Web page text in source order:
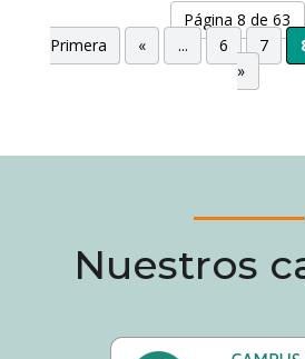
Página 8 de 63
Primera
« ... 6 7
»
Nuestros